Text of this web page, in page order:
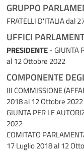
GRUPPO
FRATELLI D'ITALIAdal
UFFICI
PRESIDENTE- GIUNTA
al 12 Ottobre 2022
COMPONENTE
III COMMISSIONE
2018 al 12 Ottobre 2022
GIUNTA PER LE
2022
COMITATO
17 Luglio 2018 al 12